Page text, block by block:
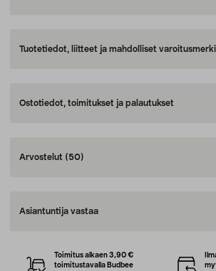
Tuotetiedot, liitteet ja mahdolliset
Ostotiedot, toimitukset ja palautukset
Arvostelut (50)
Asiantuntija vastaa
Toimitus alkaen 3,90 €
toimitustavalla Budbee